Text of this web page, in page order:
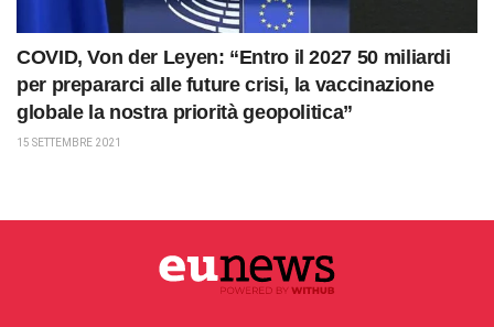
COVID, Von der Leyen: “Entro il 2027 50 miliardi
per prepararci alle future crisi, la vaccinazione
globale la nostra priorità geopolitica”
15 SETTEMBRE 2021